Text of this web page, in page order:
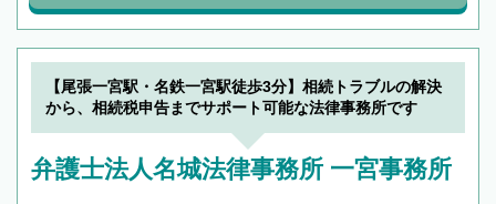
【尾張一宮駅・名鉄一宮駅徒歩3分】相続トラブルの解決
から、相続税申告までサポート可能な法律事務所です
弁護士法人名城法律事務所 一宮事務所